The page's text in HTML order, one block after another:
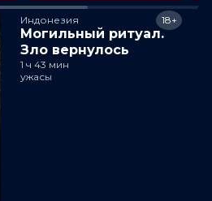
Индонезия
Могильный ритуал.
Зло вернулось
18+
1 ч 43 мин
ужасы